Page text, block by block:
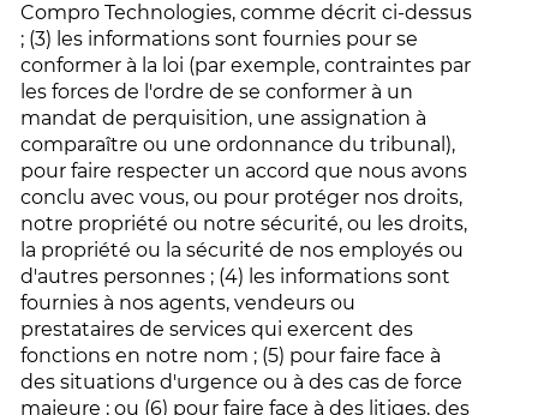
Compro Technologies, comme décrit ci-dessus
; (3) les informations sont fournies pour se
conformer à la loi (par exemple, contraintes par
les forces de l'ordre de se conformer à un
mandat de perquisition, une assignation à
comparaître ou une ordonnance du tribunal),
pour faire respecter un accord que nous avons
conclu avec vous, ou pour protéger nos droits,
notre propriété ou notre sécurité, ou les droits,
la propriété ou la sécurité de nos employés ou
d'autres personnes ; (4) les informations sont
fournies à nos agents, vendeurs ou
prestataires de services qui exercent des
fonctions en notre nom ; (5) pour faire face à
des situations d'urgence ou à des cas de force
majeure ; ou (6) pour faire face à des litiges, des